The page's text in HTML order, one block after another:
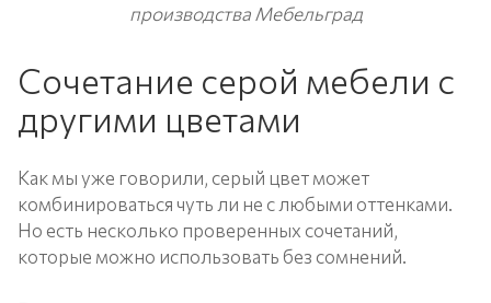
производства Мебельград
Сочетание серой мебели с
другими цветами
Как мы уже говорили, серый цвет может
комбинироваться чуть ли не с любыми оттенками.
Но есть несколько проверенных сочетаний,
которые можно использовать без сомнений.